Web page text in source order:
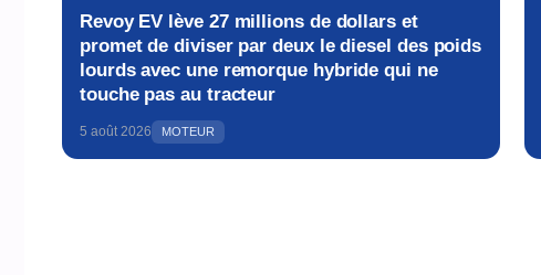
Revoy EV lève 27 millions de dollars et
promet de diviser par deux le diesel des poids
lourds avec une remorque hybride qui ne
touche pas au tracteur
5 août 2026 MOTEUR